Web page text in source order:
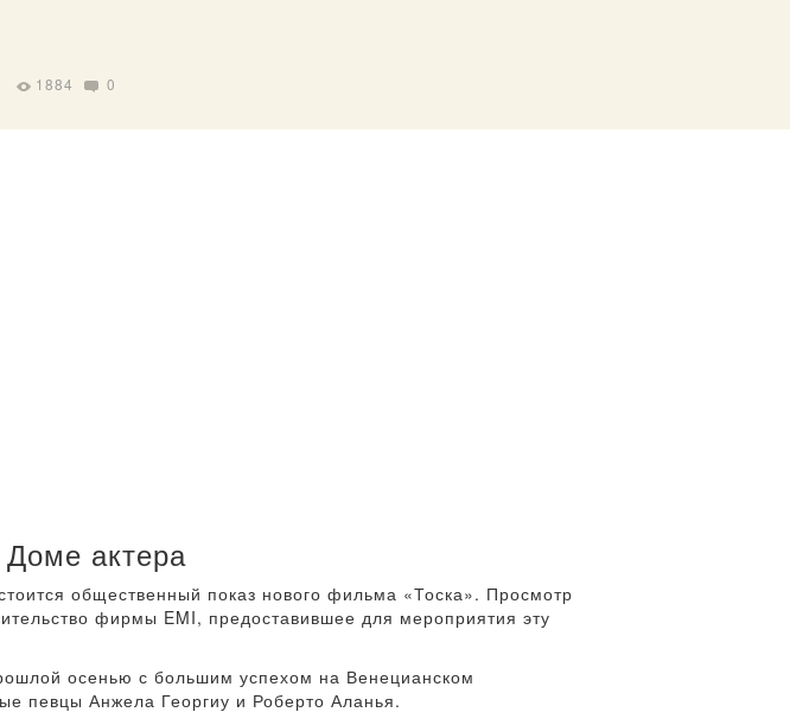
1884 0
актера
общественный показ нового фильма «Тоска». Просмотр
фирмы EMI, предоставившее для мероприятия эту
осенью с большим успехом на Венецианском
певцы Анжела Георгиу и Роберто Аланья.